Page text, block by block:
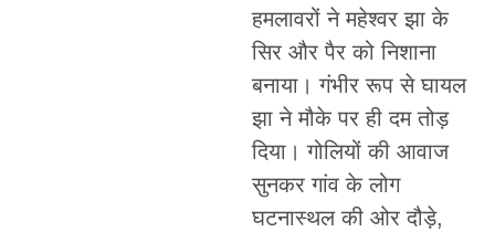
हमलावरों ने महेश्वर झा के
सिर और पैर को निशाना
बनाया। गंभीर रूप से घायल
झा ने मौके पर ही दम तोड़
दिया। गोलियों की आवाज
सुनकर गांव के लोग
घटनास्थल की ओर दौड़े,